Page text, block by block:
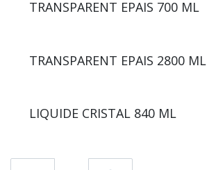
TRANSPARENT EPAIS 700 ML
TRANSPARENT EPAIS 2800 ML
LIQUIDE CRISTAL 840 ML